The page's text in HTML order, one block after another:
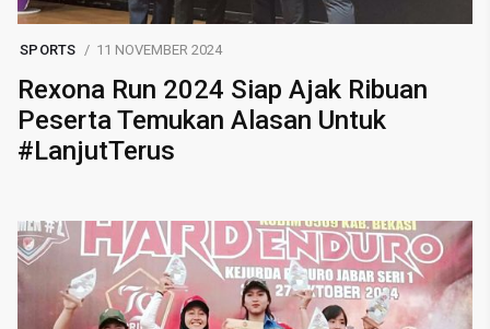
SPORTS 11 NOVEMBER 2024
Rexona Run 2024 Siap Ajak Ribuan
Peserta Temukan Alasan Untuk
#LanjutTerus